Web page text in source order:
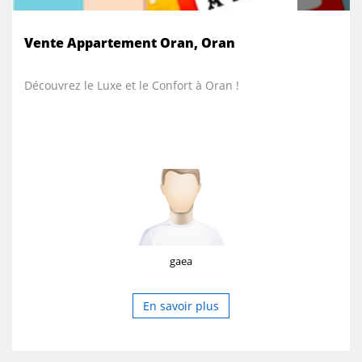
Vente Appartement Oran, Oran
Découvrez le Luxe et le Confort à Oran !
gaea
En savoir plus